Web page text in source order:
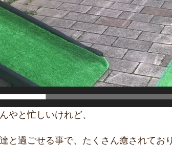
やと忙しいけれど、
と過ごせる事で、たくさん癒されてお